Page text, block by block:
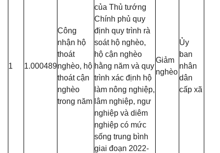
1 1.000489
Công
nhận hộ
thoát
nghèo, hộ
thoát cận
nghèo
trong năm
của Thủ tướng
Chính phủ quy
định quy trình rà
soát hộ nghèo,
hộ cận nghèo
hằng năm và quy
trình xác định hộ
làm nông nghiệp,
lâm nghiệp, ngư
nghiệp và diêm
nghiệp có mức
sống trung bình
giai đoạn 2022-
Giảm
nghèo
Ủy
ban
nhân
dân
cấp xã